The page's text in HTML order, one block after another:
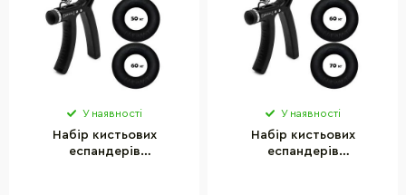
У наявності
Набір кистьових
еспандерів
У наявності
Набір кистьових
еспандерів